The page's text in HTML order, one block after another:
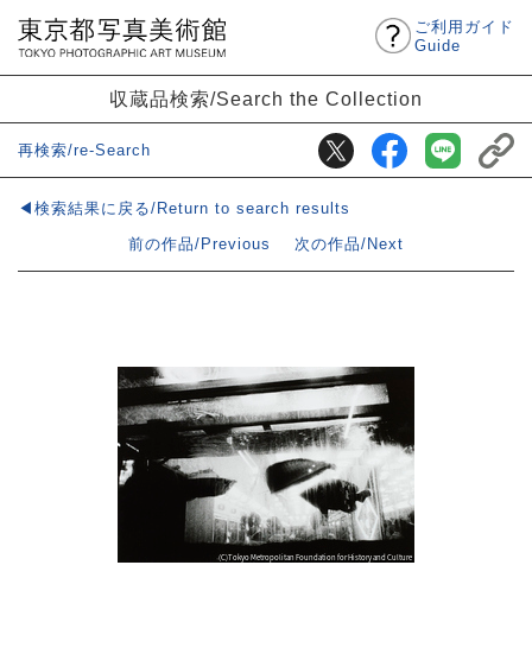
ご利用ガイド
Guide
収蔵品検索/Search the Collection
再検索/re-Search
◀検索結果に戻る/Return to search results
前の作品/Previous
次の作品/Next